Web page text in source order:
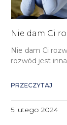
Nie dam Ci
Nie dam Ci
rozwód jest
PRZECZYTAJ
5 lutego 2024